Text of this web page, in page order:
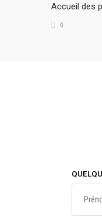
Accueil des
0